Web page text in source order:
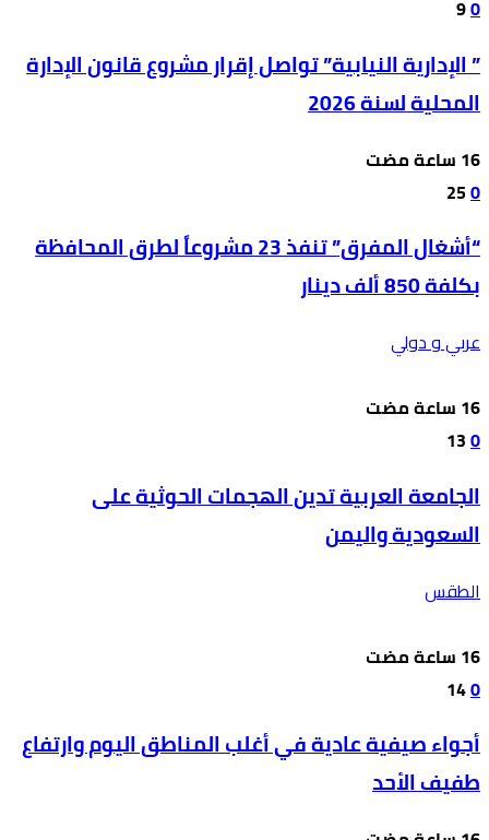
0
9
” الإدارية النيابية” تواصل إقرار مشروع قانون الإدارة
المحلية لسنة 2026
0
25
“أشغال المفرق” تنفذ 23 مشروعاً لطرق المحافظة
بكلفة 850 ألف دينار
عربي و دولي
0
13
الجامعة العربية تدين الهجمات الحوثية على
السعودية واليمن
الطقس
0
14
أجواء صيفية عادية في أغلب المناطق اليوم وارتفاع
طفيف الأحد